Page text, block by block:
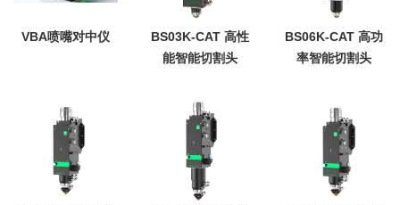
VBA喷嘴对中仪
BS03K-CAT 高性
能智能切割头
BS06K-CAT 高功
率智能切割头